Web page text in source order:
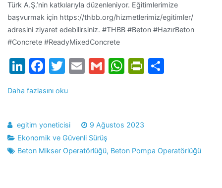
Türk A.Ş.’nin katkılarıyla düzenleniyor. Eğitimlerimize
başvurmak için https://thbb.org/hizmetlerimiz/egitimler/
adresini ziyaret edebilirsiniz. #THBB #Beton #HazırBeton
#Concrete #ReadyMixedConcrete
LinkedIn
Facebook
Twitter
EmailGmailWhatsApp
Daha fazlasını oku
egitim yoneticisi
9 Ağustos 2023
Ekonomik ve Güvenli Sürüş
Beton Mikser Operatörlüğü, Beton Pompa Operatörlüğü